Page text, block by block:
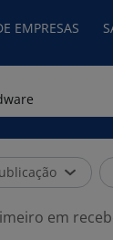
EMPRESAS
em